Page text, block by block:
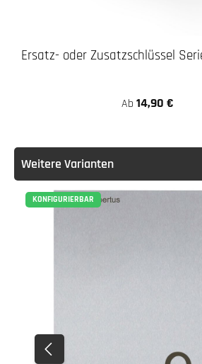
Ersatz- oder Zusatzschlüssel
Ab 14,90 €
Weitere Varianten
KONFIGURIERBAR